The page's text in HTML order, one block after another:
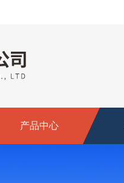
产品中心